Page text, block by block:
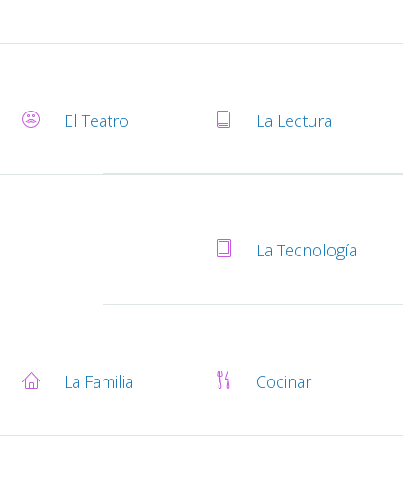
El Teatro La Lectura
La Tecnología
La Familia Cocinar